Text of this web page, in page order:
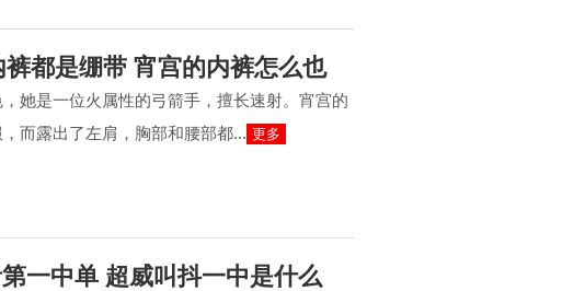
都是绷带 宵宫的内裤怎么也
她是一位火属性的弓箭手，擅长速射。宵宫的
而露出了左肩，胸部和腰部都... 更多
一中单 超威叫抖一中是什么